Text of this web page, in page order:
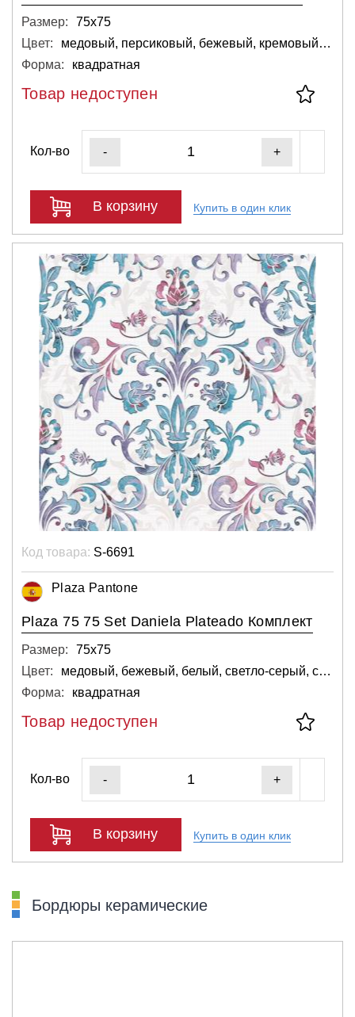
Размер:
75х75
Цвет:
медовый, персиковый, бежевый, кремовый, светлый
Форма:
квадратная
Товар недоступен
Кол-во - +
В корзину Купить в один клик
Код товара: S-6691
Plaza Pantone
Plaza 75 75 Set Daniela Plateado Комплект
Размер:
75х75
Цвет:
медовый, бежевый, белый, светло-серый, светлый
Форма:
квадратная
Товар недоступен
Кол-во - +
В корзину Купить в один клик
Бордюры керамические